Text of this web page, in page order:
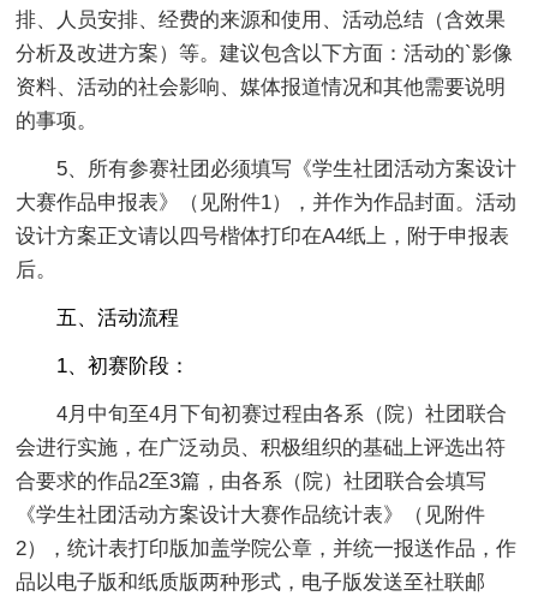
排、人员安排、经费的来源和使用、活动总结（含效果
分析及改进方案）等。建议包含以下方面：活动的`影像
资料、活动的社会影响、媒体报道情况和其他需要说明
的事项。
5、所有参赛社团必须填写《学生社团活动方案设计
大赛作品申报表》（见附件1），并作为作品封面。活动
设计方案正文请以四号楷体打印在A4纸上，附于申报表
后。
五、活动流程
1、初赛阶段：
4月中旬至4月下旬初赛过程由各系（院）社团联合
会进行实施，在广泛动员、积极组织的基础上评选出符
合要求的作品2至3篇，由各系（院）社团联合会填写
《学生社团活动方案设计大赛作品统计表》（见附件
2），统计表打印版加盖学院公章，并统一报送作品，作
品以电子版和纸质版两种形式，电子版发送至社联邮